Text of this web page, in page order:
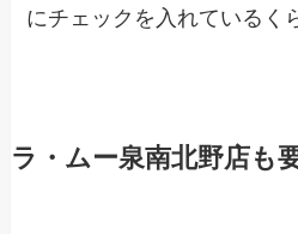
にチェックを入れているく
ラ・ムー泉南北野店も